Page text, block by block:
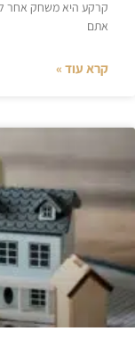
קרקע היא משחק אחר
אתם
קרא עוד »